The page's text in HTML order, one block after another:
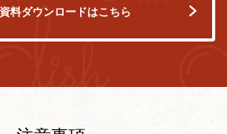
資料ダウンロードはこちら